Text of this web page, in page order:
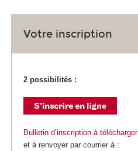
Votre inscription
2 possibilités :
Bulletin d’inscription à télécharger
et à renvoyer par courrier à :